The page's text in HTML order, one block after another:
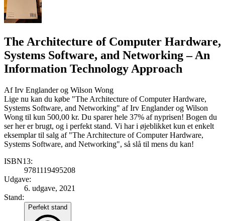
The Architecture of Computer Hardware,
Systems Software, and Networking– An
Information Technology Approach
AfIrv Englander og Wilson Wong
Lige nu kan du købe "The Architecture of Computer Hardware,
Systems Software, and Networking" af Irv Englander og Wilson
Wong til kun 500,00 kr. Du sparer hele 37% af nyprisen! Bogen du
ser her er brugt, og i perfekt stand. Vi har i øjeblikket kun et enkelt
eksemplar til salg af "The Architecture of Computer Hardware,
Systems Software, and Networking", så slå til mens du kan!
ISBN13:
9781119495208
Udgave:
6. udgave, 2021
Stand:
Perfekt stand